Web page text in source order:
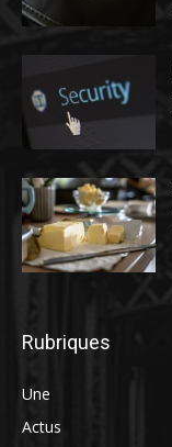
Rubriques
Une
Actus